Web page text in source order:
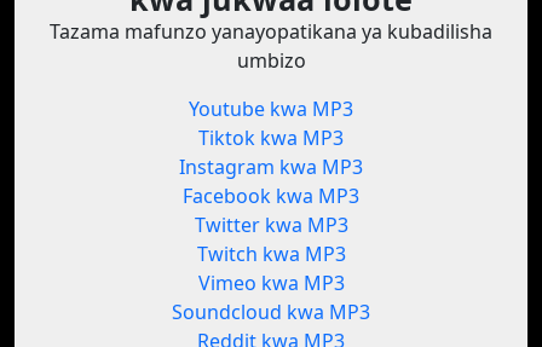
Tazama mafunzo yanayopatikana ya kubadilisha
umbizo
Youtube kwa MP3
Tiktok kwa MP3
Instagram kwa MP3
Facebook kwa MP3
Twitter kwa MP3
Twitch kwa MP3
Vimeo kwa MP3
Soundcloud kwa MP3
Reddit kwa MP3